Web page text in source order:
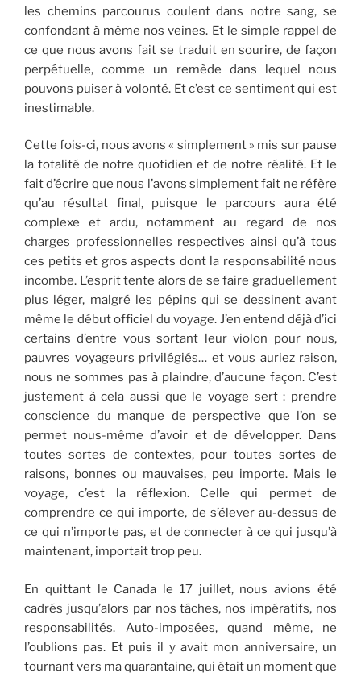
les chemins parcourus coulent dans notre sang, se
confondant à même nos veines. Et le simple rappel de
ce que nous avons fait se traduit en sourire, de façon
perpétuelle, comme un remède dans lequel nous
pouvons puiser à volonté. Et c’est ce sentiment qui est
inestimable.
Cette fois-ci, nous avons « simplement » mis sur pause
la totalité de notre quotidien et de notre réalité. Et le
fait d’écrire que nous l’avons simplement fait ne réfère
qu’au résultat final, puisque le parcours aura été
complexe et ardu, notamment au regard de nos
charges professionnelles respectives ainsi qu’à tous
ces petits et gros aspects dont la responsabilité nous
incombe. L’esprit tente alors de se faire graduellement
plus léger, malgré les pépins qui se dessinent avant
même le début officiel du voyage. J’en entend déjà d’ici
certains d’entre vous sortant leur violon pour nous,
pauvres voyageurs privilégiés… et vous auriez raison,
nous ne sommes pas à plaindre, d’aucune façon. C’est
justement à cela aussi que le voyage sert : prendre
conscience du manque de perspective que l’on se
permet nous-même d’avoir et de développer. Dans
toutes sortes de contextes, pour toutes sortes de
raisons, bonnes ou mauvaises, peu importe. Mais le
voyage, c’est la réflexion. Celle qui permet de
comprendre ce qui importe, de s’élever au-dessus de
ce qui n’importe pas, et de connecter à ce qui jusqu’à
maintenant, importait trop peu.
En quittant le Canada le 17 juillet, nous avions été
cadrés jusqu’alors par nos tâches, nos impératifs, nos
responsabilités. Auto-imposées, quand même, ne
l’oublions pas. Et puis il y avait mon anniversaire, un
tournant vers ma quarantaine, qui était un moment que